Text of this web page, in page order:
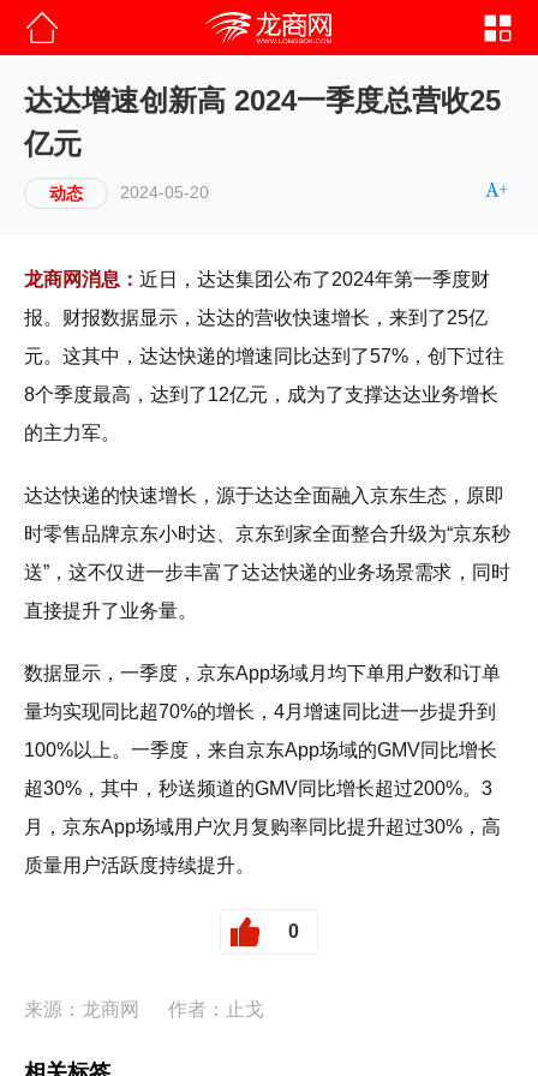
达达增速创新高 2024一季度总营收25
亿元
动态 2024-05-20
龙商网消息： 近日，达达集团公布了2024年第一季度财
报。财报数据显示，达达的营收快速增长，来到了25亿
元。这其中，达达快递的增速同比达到了57%，创下过往
8个季度最高，达到了12亿元，成为了支撑达达业务增长
的主力军。
达达快递的快速增长，源于达达全面融入京东生态，原即
时零售品牌京东小时达、京东到家全面整合升级为“京东秒
送”，这不仅进一步丰富了达达快递的业务场景需求，同时
直接提升了业务量。
数据显示，一季度，京东App场域月均下单用户数和订单
量均实现同比超70%的增长，4月增速同比进一步提升到
100%以上。一季度，来自京东App场域的GMV同比增长
超30%，其中，秒送频道的GMV同比增长超过200%。3
月，京东App场域用户次月复购率同比提升超过30%，高
质量用户活跃度持续提升。
0
来源：龙商网 作者：止戈